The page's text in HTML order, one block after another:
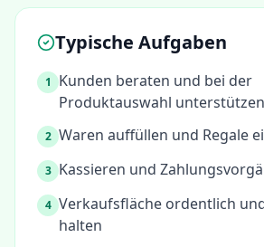
Typische Aufgaben
1
Kunden beraten und bei der
Produktauswahl unterstützen
2 Waren auffüllen und Regale
3 Kassieren und
4 Verkaufsfläche ordentlich
halten